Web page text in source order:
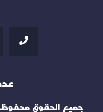
جميع الحقوق